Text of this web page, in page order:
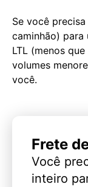
Se você
caminhão) para
LTL (menos
volumes
você.
Frete
Você
inteiro